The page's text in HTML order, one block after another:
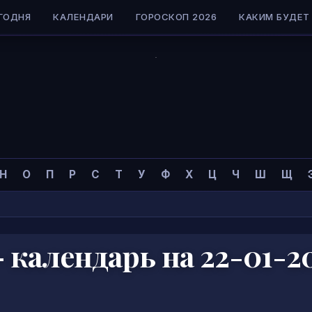
КАЛЕНДАРИ ГОРОСКОП 2026 КАКИМ БУДЕТ
Н О П Р С Т У Ф Х Ц Ч Ш Щ
на 22-01-